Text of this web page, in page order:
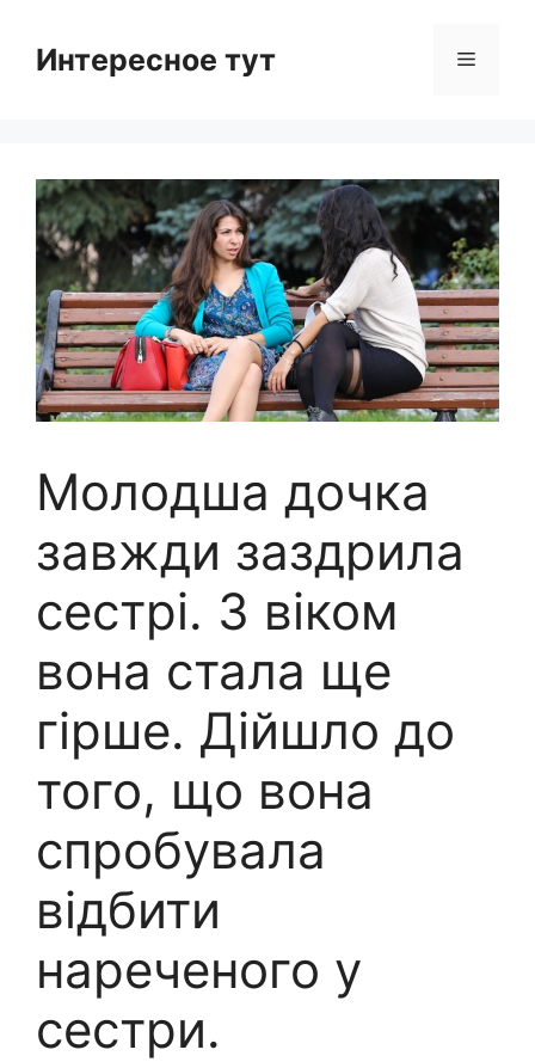
contentИнтересное тут Menu
Молодша дочка
завжди заздрила
сестрі. З віком
вона стала ще
гірше. Дійшло до
того, що вона
спробувала
відбити
нареченого у
сестри.